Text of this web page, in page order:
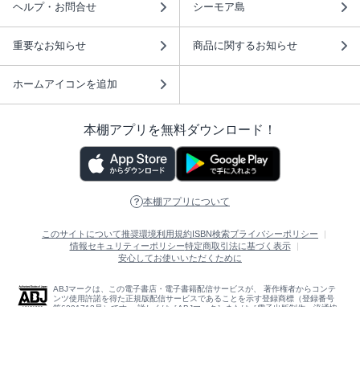
ヘルプ・お問合せ シーモア島
重要なお知らせ 商品に関するお知らせ
ホームアイコンを追加
本棚アプリを無料ダウンロード！
本棚アプリについて
このサイトについて推奨環境利用規約 ISBN検索プライバシーポリシー
情報セキュリティーポリシー特定商取引法に基づく表示
安心してお使いいただくために
ABJマークは、この電子書店・電子書籍配信サービスが、 著作権者からコンテ
ンツ使用許諾を得た正規版配信サービスであることを示す登録商標（登録番号
第6091713号）です。 詳しくは［ABJマーク］または［電子出版制作・流通協